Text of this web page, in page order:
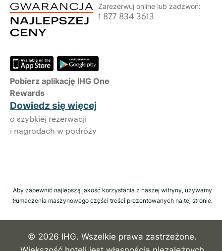
Zarezerwuj online lub zadzwoń:
1 877 834 3613
Pobierz aplikację IHG One
Rewards
Dowiedz się więcej
o szybkiej rezerwacji
i nagrodach w podróży
Aby zapewnić najlepszą jakość korzystania z naszej witryny, używamy
tłumaczenia maszynowego części treści prezentowanych na tej stronie.
© 2026 IHG. Wszelkie prawa zastrzeżone.
Większość hoteli jest własnością niezależnych